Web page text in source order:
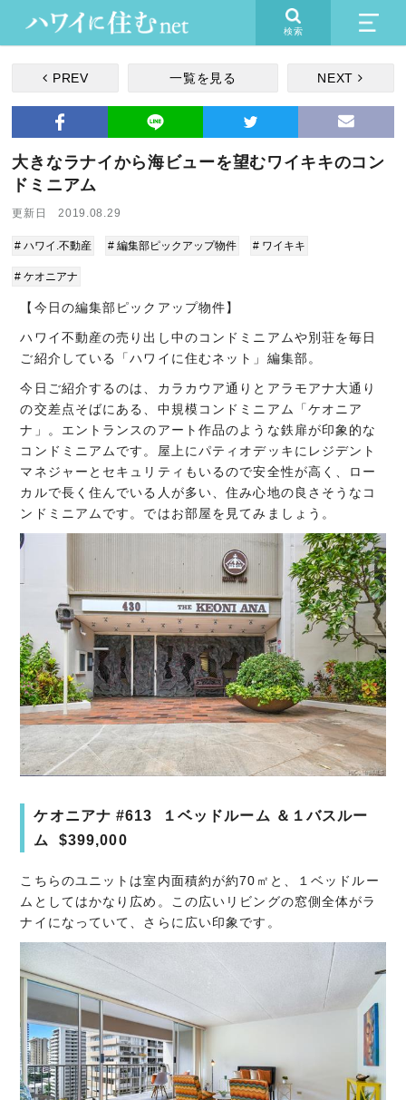
検索
PREV 一覧を見る NEXT
大きなラナイから海ビューを望むワイキキのコン
ドミニアム
更新日 2019.08.29
# ハワイ.不動産 # 編集部ピックアップ物件 # ワイキキ
# ケオニアナ
【今日の編集部ピックアップ物件】
ハワイ不動産の売り出し中のコンドミニアムや別荘を毎日
ご紹介している「ハワイに住むネット」編集部。
今日ご紹介するのは、カラカウア通りとアラモアナ大通り
の交差点そばにある、中規模コンドミニアム「ケオニア
ナ」。エントランスのアート作品のような鉄扉が印象的な
コンドミニアムです。屋上にパティオデッキにレジデント
マネジャーとセキュリティもいるので安全性が高く、ロー
カルで長く住んでいる人が多い、住み心地の良さそうなコ
ンドミニアムです。ではお部屋を見てみましょう。
ケオニアナ #613 １ベッドルーム ＆１バスルー
ム $399,000
こちらのユニットは室内面積約が約70㎡と、１ベッドルー
ムとしてはかなり広め。この広いリビングの窓側全体がラ
ナイになっていて、さらに広い印象です。